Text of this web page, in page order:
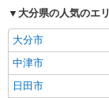
大分県の人気のエ
大分市
中津市
日田市